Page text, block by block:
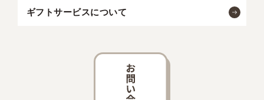
ギフトサービスについて